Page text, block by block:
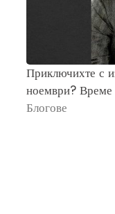
Приключихте с
ноември?
Блогове